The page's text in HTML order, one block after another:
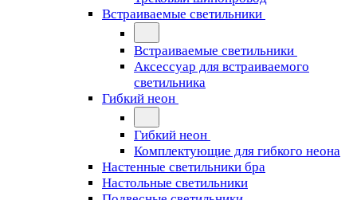
Встраиваемые светильники
Встраиваемые светильники
Аксессуар для встраиваемого
светильника
Гибкий неон
Гибкий неон
Комплектующие для гибкого неона
Настенные светильники бра
Настольные светильники